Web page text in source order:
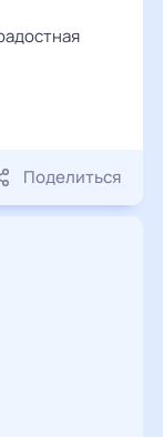
Поделиться